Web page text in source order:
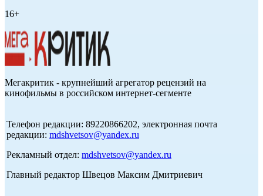
16+
Мегакритик - крупнейший агрегатор рецензий на
кинофильмы в российском интернет-сегменте
Телефон редакции: 89220866202, электронная почта
редакции: mdshvetsov@yandex.ru
Рекламный отдел: mdshvetsov@yandex.ru
Главный редактор Швецов Максим Дмитриевич